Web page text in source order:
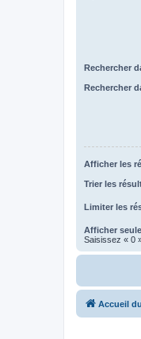
Rechercher
Rechercher
Afficher les
Trier les
Limiter les
Afficher
Saisissez « 0
Accueil